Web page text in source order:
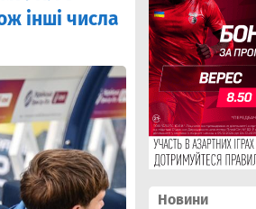
інші числа
Новини